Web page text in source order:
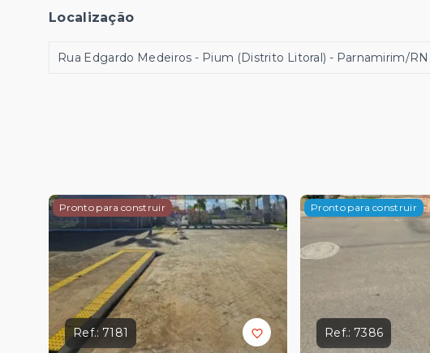
Localização
Rua Edgardo Medeiros - Pium (Distrito Litoral) - Parnamirim/RN
Pronto para construir
Ref.: 7181
Pronto para construir
Ref.: 7386